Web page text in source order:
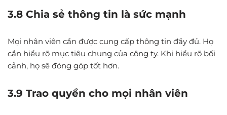
3.8 Chia sẻ thông tin là sức mạnh
Mọi nhân viên cần được cung cấp thông tin đầy đủ. Họ
cần hiểu rõ mục tiêu chung của công ty. Khi hiểu rõ bối
cảnh, họ sẽ đóng góp tốt hơn.
3.9 Trao quyền cho mọi nhân viên